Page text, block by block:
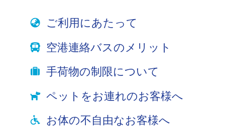
ご利用にあたって
空港連絡バスのメリット
手荷物の制限について
ペットをお連れのお客様へ
お体の不自由なお客様へ